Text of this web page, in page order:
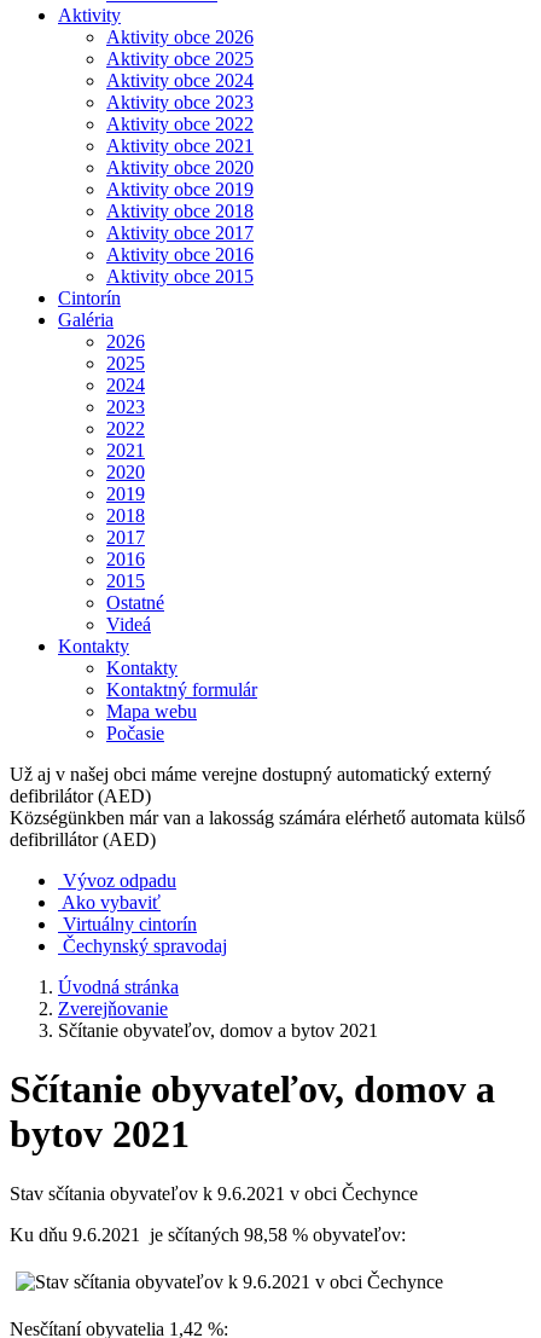
Aktivity
Aktivity obce 2026
Aktivity obce 2025
Aktivity obce 2024
Aktivity obce 2023
Aktivity obce 2022
Aktivity obce 2021
Aktivity obce 2020
Aktivity obce 2019
Aktivity obce 2018
Aktivity obce 2017
Aktivity obce 2016
Aktivity obce 2015
Cintorín
Galéria
2026
2025
2024
2023
2022
2021
2020
2019
2018
2017
2016
2015
Ostatné
Videá
Kontakty
Kontakty
Kontaktný formulár
Mapa webu
Počasie
Už aj v našej obci máme verejne dostupný automatický externý
defibrilátor (AED)
Községünkben már van a lakosság számára elérhető automata külső
defibrillátor (AED)
Vývoz odpadu
Ako vybaviť
Virtuálny cintorín
Čechynský spravodaj
Úvodná stránka
Zverejňovanie
Sčítanie obyvateľov, domov a bytov 2021
Sčítanie obyvateľov, domov a
bytov 2021
Stav sčítania obyvateľov k 9.6.2021 v obci Čechynce
Ku dňu 9.6.2021 je sčítaných 98,58 % obyvateľov:
Nesčítaní obyvatelia 1,42 %: